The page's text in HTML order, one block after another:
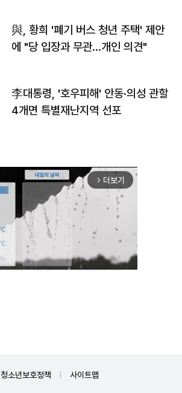
與, 황희 '폐기 버스 청년 주택' 제안
에 "당 입장과 무관…개인 의견"
李대통령, '호우피해' 안동·의성 관할
4개면 특별재난지역 선포
arrow_forward_ios 더보기
청소년보호정책 사이트맵